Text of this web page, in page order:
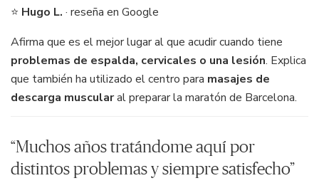
⭐ Hugo L. · reseña en Google
Afirma que es el mejor lugar al que acudir cuando tiene
problemas de espalda, cervicales o una lesión. Explica
que también ha utilizado el centro para masajes de
descarga muscularal preparar la maratón de Barcelona.
“Muchos años tratándome aquí por
distintos problemas y siempre satisfecho”